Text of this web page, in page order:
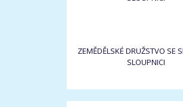
ZEMĚDĚLSKÉ DRUŽSTVO SE
SLOUPNICI